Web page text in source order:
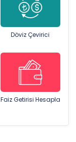
Döviz Çevirici
Faiz Getirisi Hesapla